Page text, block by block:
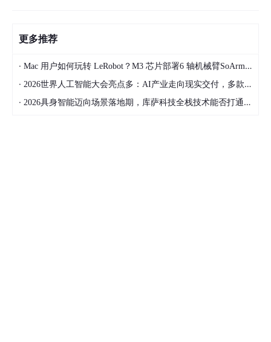
更多推荐
· Mac 用户如何玩转 LeRobot？M3 芯片部署6 轴机械臂SoArm101经验总结 第3篇
· 2026世界人工智能大会亮点多：AI产业走向现实交付，多款创新产品亮相！
· 2026具身智能迈向场景落地期，库萨科技全栈技术能否打通城市服务机器人规模化之路？